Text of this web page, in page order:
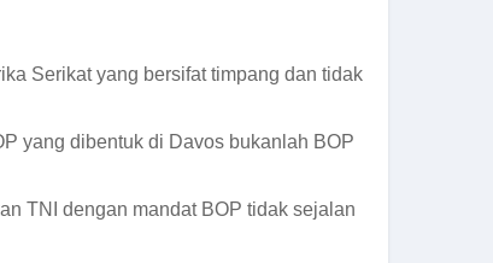
Serikat yang bersifat timpang dan tidak
yang dibentuk di Davos bukanlah BOP
TNI dengan mandat BOP tidak sejalan